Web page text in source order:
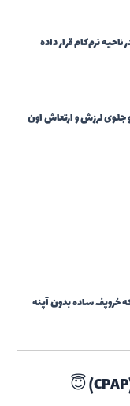
نرم‌کام قرار داده
لرزش و ارتعاش اون
ساده بدون آپنه